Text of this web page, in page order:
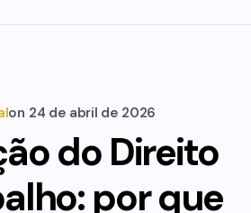
on 24 de abril de 2026
do Direito
por que